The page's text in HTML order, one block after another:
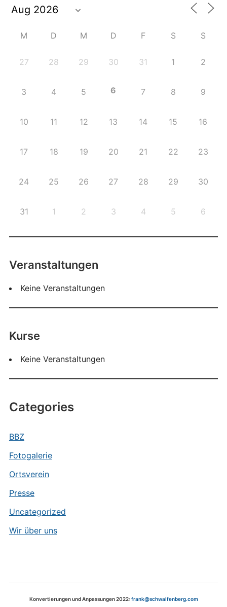
M D M D F S S
27 28 29 30 31 1 2
3 4 5 6 7 8 9
10 11 12 13 14 15 16
17 18 19 20 21 22 23
24 25 26 27 28 29 30
31 1 2 3 4 5 6
Veranstaltungen
Keine Veranstaltungen
Kurse
Keine Veranstaltungen
Categories
BBZ
Fotogalerie
Ortsverein
Presse
Uncategorized
Wir über uns
Konvertierungen und Anpassungen 2022:frank@schwalfenberg.com